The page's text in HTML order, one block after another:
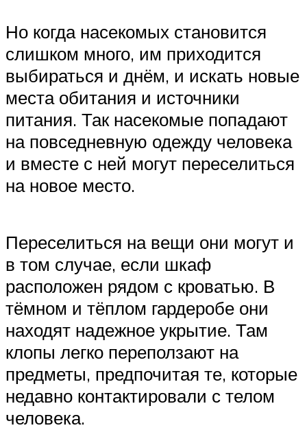
Но когда насекомых становится
слишком много, им приходится
выбираться и днём, и искать новые
места обитания и источники
питания. Так насекомые попадают
на повседневную одежду человека
и вместе с ней могут переселиться
на новое место.
Переселиться на вещи они могут и
в том случае, если шкаф
расположен рядом с кроватью. В
тёмном и тёплом гардеробе они
находят надежное укрытие. Там
клопы легко переползают на
предметы, предпочитая те, которые
недавно контактировали с телом
человека.